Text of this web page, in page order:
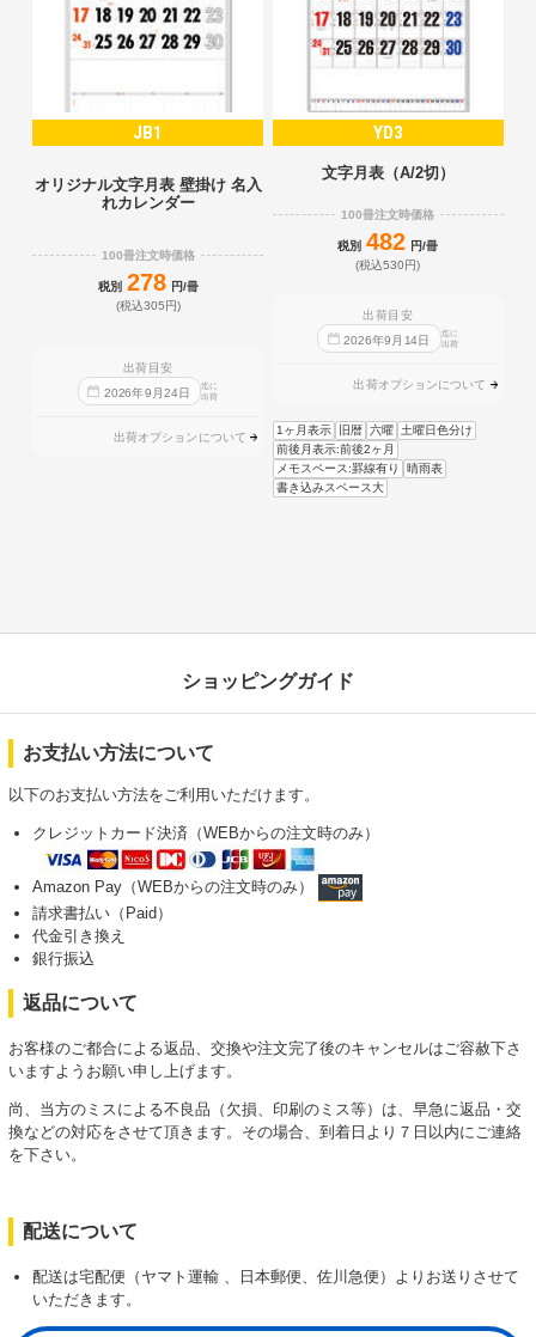
JB1
オリジナル文字月表 壁掛け 名入
れカレンダー
100冊注文時価格
税別 278 円/冊
(税込305円)
出荷目安
2026年9 月24日
迄に
出荷
出荷オプションについて
YD3
文字月表（A/2切）
100冊注文時価格
税別 482 円/冊
(税込530円)
出荷目安
2026年9 月 14日
迄に
出荷
出荷オプションについて
1ヶ月表示 旧暦 六曜
土曜日色分け
前後月表示:前後2ヶ月
メモスペース:罫線有り
晴雨表
書き込みスペース大
ショッピングガイド
お支払い方法について
以下のお支払い方法をご利用いただけます。
クレジットカード決済（WEBからの注文時のみ）
Amazon Pay（WEBからの注文時のみ）
請求書払い（Paid）
代金引き換え
銀行振込
返品について
お客様のご都合による返品、交換や注文完了後のキャンセルはご容赦下さ
いますようお願い申し上げます。
尚、当方のミスによる不良品（欠損、印刷のミス等）は、早急に返品・交
換などの対応をさせて頂きます。その場合、到着日より７日以内にご連絡
を下さい。
配送について
配送は宅配便（ヤマト運輸 、日本郵便、佐川急便）よりお送りさせて
いただきます。